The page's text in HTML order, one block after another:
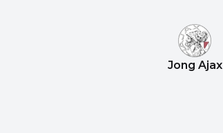
Jong Ajax